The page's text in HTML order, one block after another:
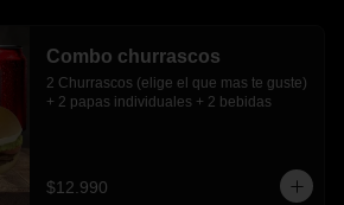
Combo churrascos
2 Churrascos (elige el que mas te guste)
+ 2 papas individuales + 2 bebidas
$12.990